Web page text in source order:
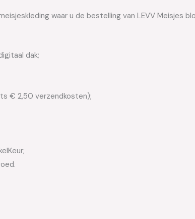
waar u de bestelling van LEVV Meisjes
dak;
€ 2,50 verzendkosten);